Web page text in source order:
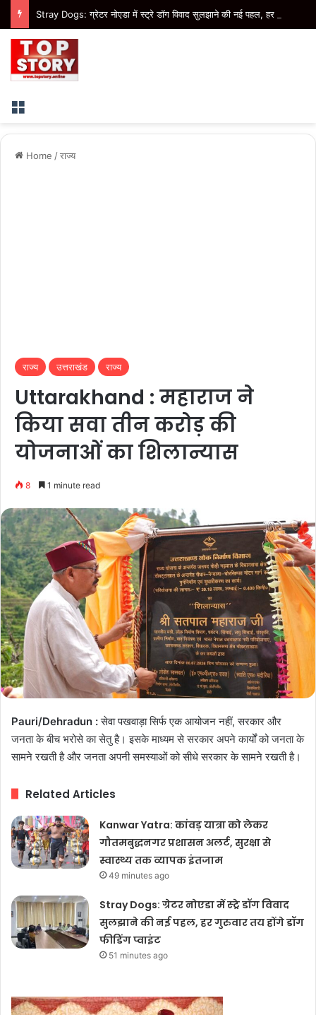
Menu
Home /राज्य
राज्य उत्तराखंड राज्य
Uttarakhand : महाराज ने
किया सवा तीन करोड़ की
योजनाओं का शिलान्यास
8 1 minute read
Pauri/Dehradun :सेवा पखवाड़ा सिर्फ एक आयोजन नहीं, सरकार और
जनता के बीच भरोसे का सेतु है। इसके माध्यम से सरकार अपने कार्यों को जनता के
सामने रखती है और जनता अपनी समस्याओं को सीधे सरकार के सामने रखती है।
Related Articles
Kanwar Yatra: कांवड़ यात्रा को लेकर
गौतमबुद्धनगर प्रशासन अलर्ट, सुरक्षा से
स्वास्थ्य तक व्यापक इंतजाम
49 minutes ago
Stray Dogs: ग्रेटर नोएडा में स्ट्रे डॉग विवाद
सुलझाने की नई पहल, हर गुरुवार तय होंगे डॉग
फीडिंग प्वाइंट
51 minutes ago